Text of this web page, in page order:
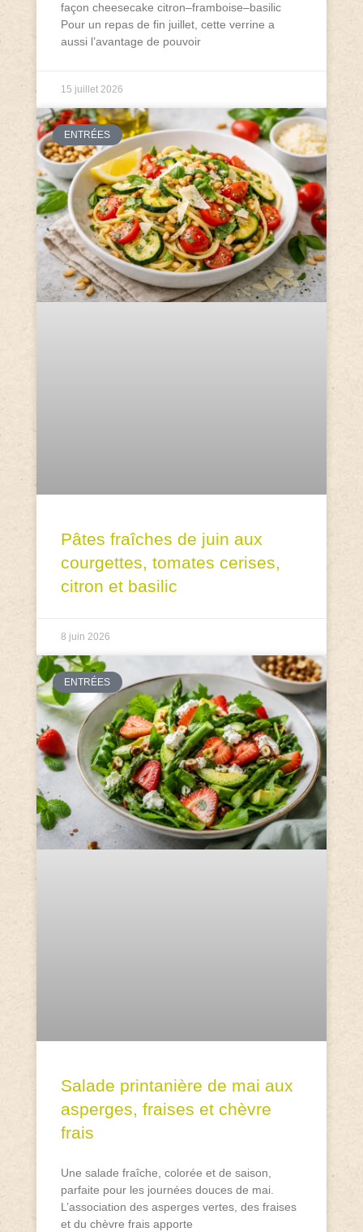
façon cheesecake citron–framboise–basilic
Pour un repas de fin juillet, cette verrine a
aussi l’avantage de pouvoir
15 juillet 2026
ENTRÉES
Pâtes fraîches de juin aux
courgettes, tomates cerises,
citron et basilic
8 juin 2026
ENTRÉES
Salade printanière de mai aux
asperges, fraises et chèvre
frais
Une salade fraîche, colorée et de saison,
parfaite pour les journées douces de mai.
L’association des asperges vertes, des fraises
et du chèvre frais apporte